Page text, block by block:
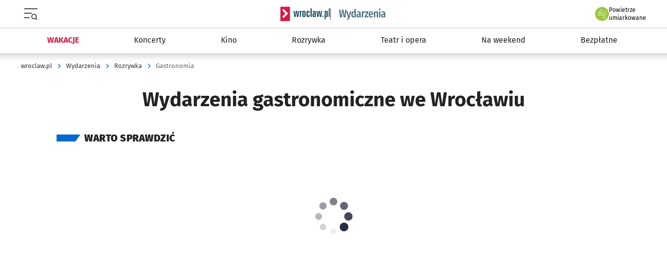
Serwis informacyjny wroclaw.pl podserwis: Wydarzenia
Powietrze
we Wrocławiu
umiarkowane
WAKACJE Koncerty Kino Rozrywka Teatr i opera Na weekend Bezpłatne
wroclaw.pl Wydarzenia Rozrywka Gastronomia
Wydarzenia gastronomiczne we Wrocławiu
WARTO SPRAWDZIĆ